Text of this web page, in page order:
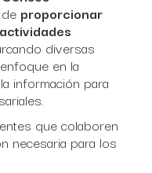
proporcionar
diversas
en la
información para
que colaboren
necesaria para los